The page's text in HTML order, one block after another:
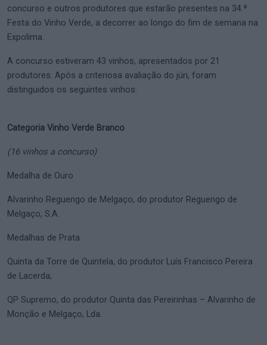
concurso e outros produtores que estarão presentes na 34.ª
Festa do Vinho Verde, a decorrer ao longo do fim de semana na
Expolima.
A concurso estiveram 43 vinhos, apresentados por 21
produtores. Após a criteriosa avaliação do júri, foram
distinguidos os seguintes vinhos:
Categoria Vinho Verde Branco
(16 vinhos a concurso)
Medalha de Ouro
Alvarinho Reguengo de Melgaço, do produtor Reguengo de
Melgaço, S.A.
Medalhas de Prata
Quinta da Torre de Quintela, do produtor Luís Francisco Pereira
de Lacerda;
QP Supremo, do produtor Quinta das Pereirinhas – Alvarinho de
Monção e Melgaço, Lda.